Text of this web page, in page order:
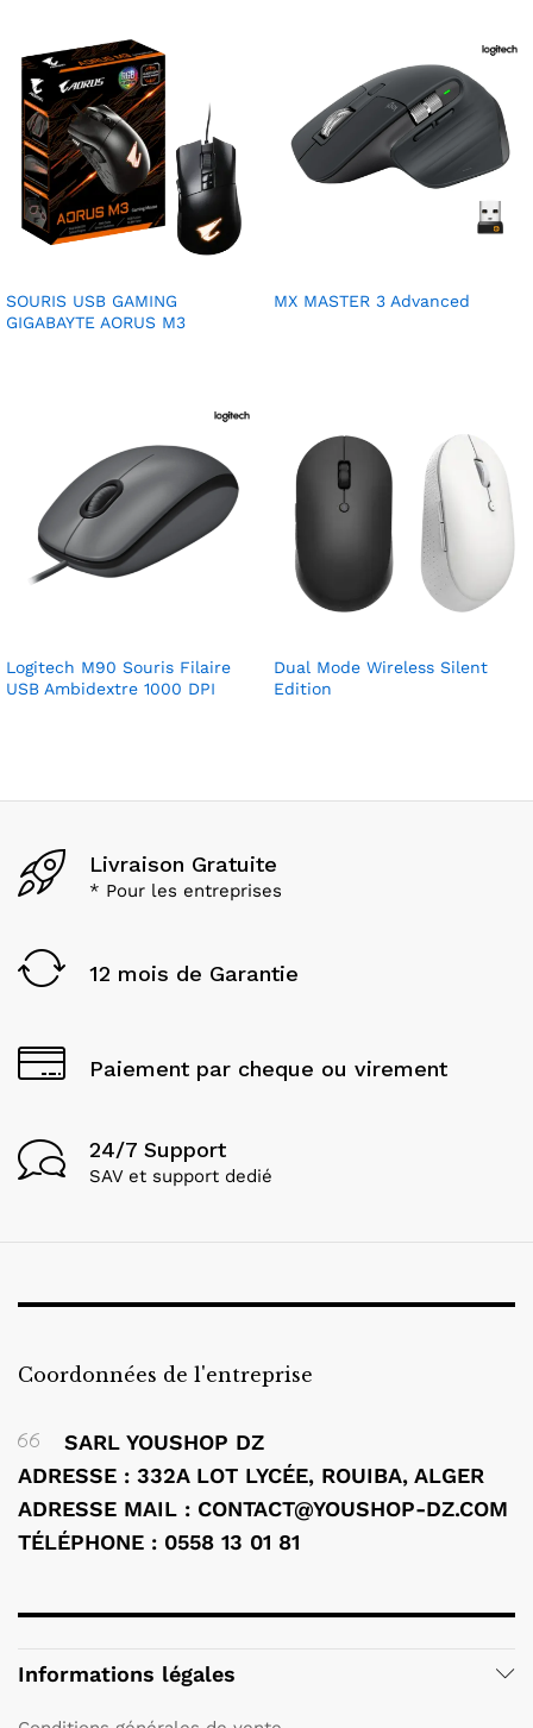
SOURIS USB GAMING
GIGABAYTE AORUS M3
MX MASTER 3 Advanced
Logitech M90 Souris Filaire
USB Ambidextre 1000 DPI
Dual Mode Wireless Silent
Edition
Livraison Gratuite
* Pour les entreprises
12 mois de Garantie
Paiement par cheque ou virement
24/7 Support
SAV et support dedié
Coordonnées de l'entreprise
SARL YOUSHOP DZ
ADRESSE : 332A LOT LYCÉE, ROUIBA, ALGER
ADRESSE MAIL : CONTACT@YOUSHOP-DZ.COM
TÉLÉPHONE : 0558 13 01 81
Informations légales